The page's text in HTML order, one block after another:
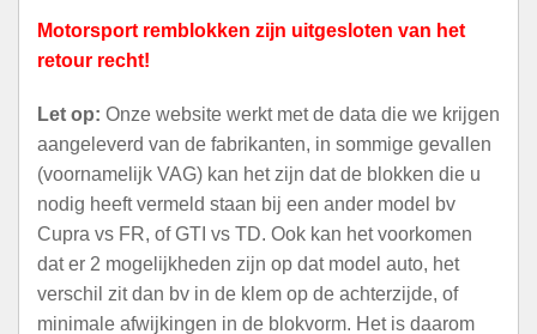
Motorsport remblokken zijn uitgesloten van het
retour recht!
Let op: Onze website werkt met de data die we krijgen
aangeleverd van de fabrikanten, in sommige gevallen
(voornamelijk VAG) kan het zijn dat de blokken die u
nodig heeft vermeld staan bij een ander model bv
Cupra vs FR, of GTI vs TD. Ook kan het voorkomen
dat er 2 mogelijkheden zijn op dat model auto, het
verschil zit dan bv in de klem op de achterzijde, of
minimale afwijkingen in de blokvorm. Het is daarom